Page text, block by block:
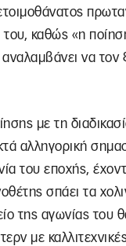
καθώς «η
να τον
με τη
αλληγορική
του εποχής,
σπάει τα
της αγωνίας του
με